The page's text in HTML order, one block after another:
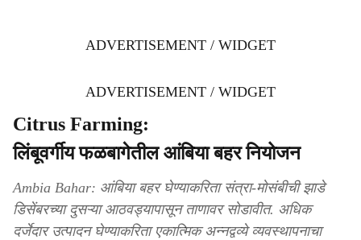
ADVERTISEMENT / WIDGET
ADVERTISEMENT / WIDGET
Citrus Farming:
लिंबूवर्गीय फळबागेतील आंबिया बहर नियोजन
Ambia Bahar: आंबिया बहर घेण्याकरिता संत्रा-मोसंबीची झाडे
डिसेंबरच्या दुसऱ्या आठवड्यापासून ताणावर सोडावीत. अधिक
दर्जेदार उत्पादन घेण्याकरिता एकात्मिक अन्नद्वव्ये व्यवस्थापनाचा